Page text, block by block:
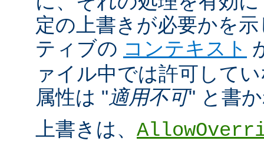
定の上書きが必要かを
ティブの コンテキスト
ァイル中では許可して
属性は "適用不可" と書
上書きは、